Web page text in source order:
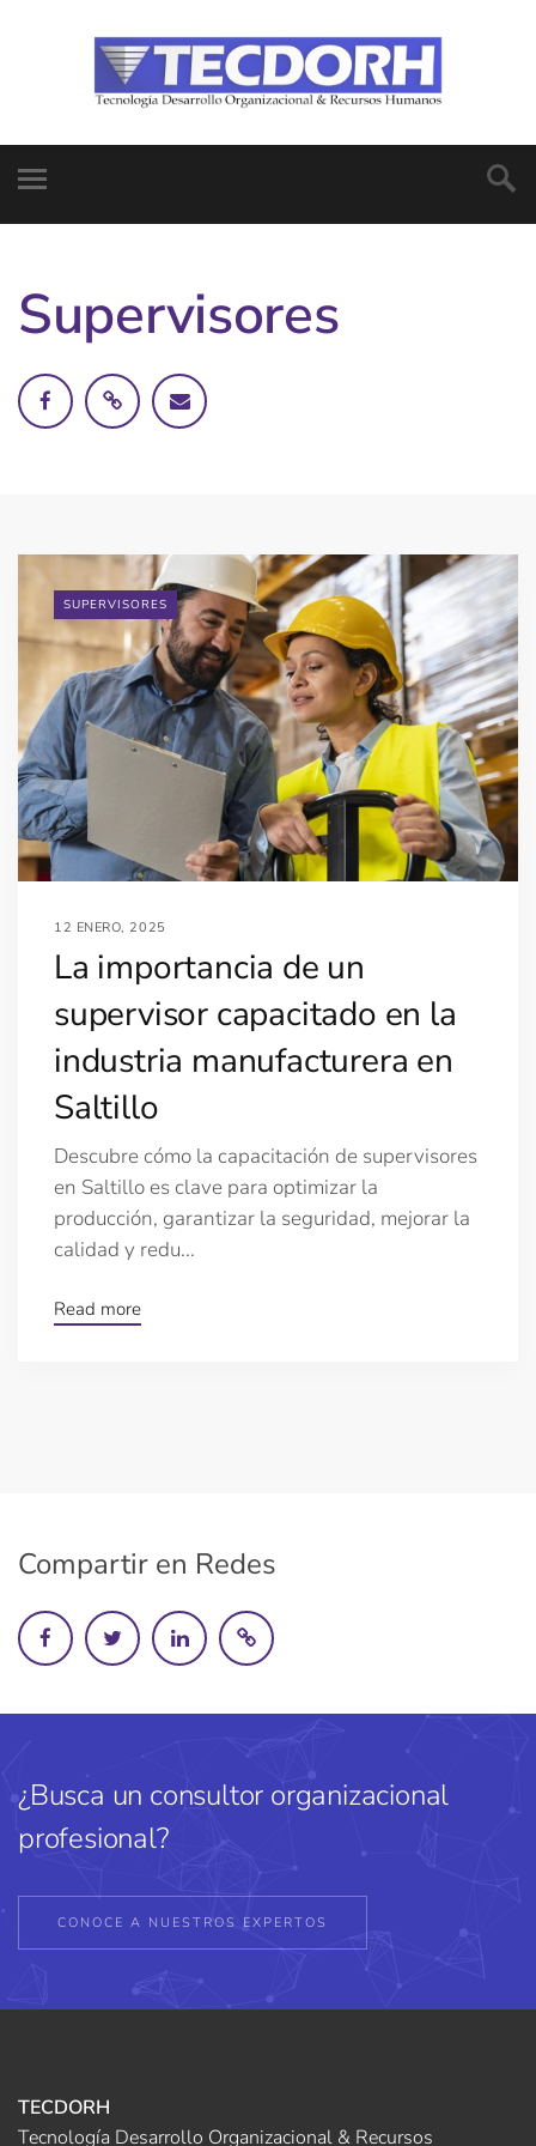
Supervisores
SUPERVISORES
12 ENERO, 2025
La importancia de un
supervisor capacitado en la
industria manufacturera en
Saltillo
Descubre cómo la capacitación de supervisores
en Saltillo es clave para optimizar la
producción, garantizar la seguridad, mejorar la
calidad y redu...
Read more
Compartir en Redes
¿Busca un consultor organizacional
profesional?
CONOCE A NUESTROS EXPERTOS
TECDORH
Tecnología Desarrollo Organizacional & Recursos